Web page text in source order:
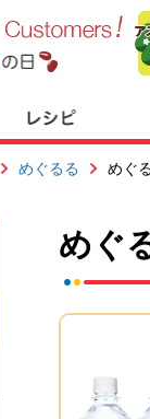
めぐるる めぐ
めぐ